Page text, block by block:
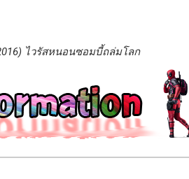
ไวรัสหนอนซอมบี้ถล่มโลก